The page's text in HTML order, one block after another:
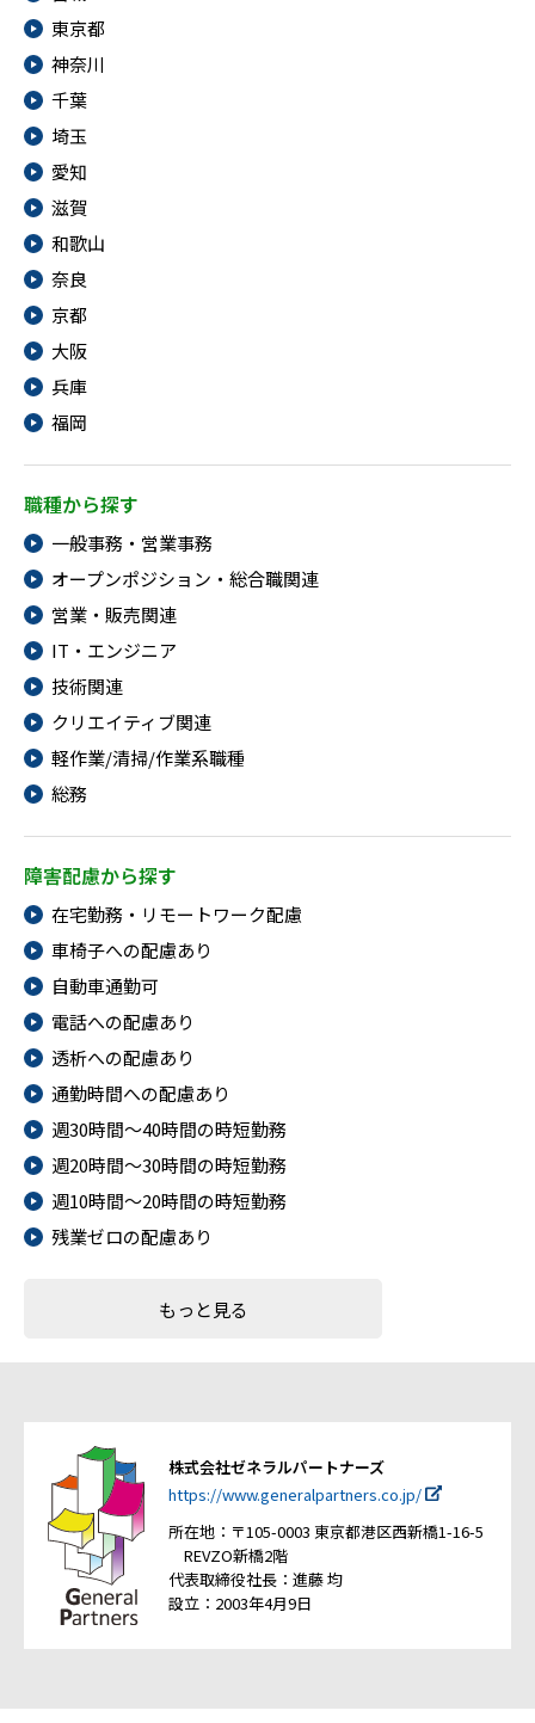
東京都
神奈川
千葉
埼玉
愛知
滋賀
和歌山
奈良
京都
大阪
兵庫
福岡
職種から探す
一般事務・営業事務
オープンポジション・総合職関連
営業・販売関連
IT・エンジニア
技術関連
クリエイティブ関連
軽作業/清掃/作業系職種
総務
障害配慮から探す
在宅勤務・リモートワーク配慮
車椅子への配慮あり
自動車通勤可
電話への配慮あり
透析への配慮あり
通勤時間への配慮あり
週30時間～40時間の時短勤務
週20時間～30時間の時短勤務
週10時間～20時間の時短勤務
残業ゼロの配慮あり
もっと見る
株式会社ゼネラルパートナーズ
https://www.generalpartners.co.jp/
所在地：〒105-0003 東京都港区西新橋1-16-5
REVZO新橋2階
代表取締役社長：進藤 均
設立：2003年4月9日